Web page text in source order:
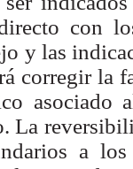
con
y las
corregir la
asociado
La
a